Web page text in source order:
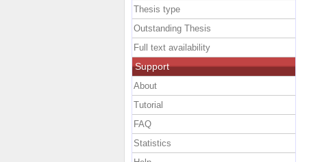
Thesis type
Outstanding Thesis
Full text availability
Support
About
Tutorial
FAQ
Statistics